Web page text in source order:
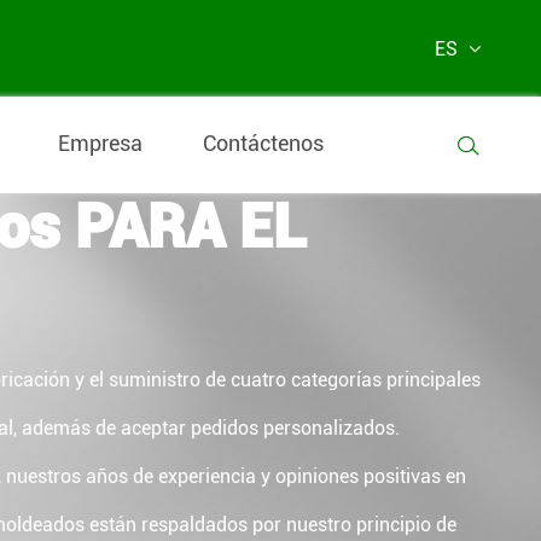
ES
Empresa Contáctenos 
Muebles y
PARA EL
y el suministro de cuatro categorías principales
además de aceptar pedidos personalizados.
años de experiencia y opiniones positivas en
están respaldados por nuestro principio de